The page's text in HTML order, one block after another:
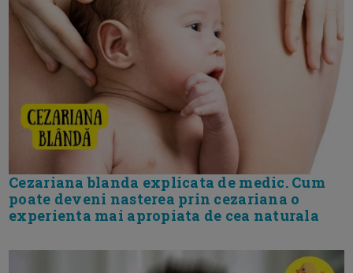
Cezariana blanda explicata de medic. Cum
poate deveni nasterea prin cezariana o
experienta mai apropiata de cea naturala